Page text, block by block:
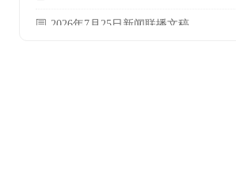
ꂓ 2026年7月25日新闻联播文稿